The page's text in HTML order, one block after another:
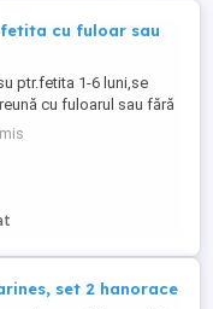
cu fuloar sau
ptr.fetita 1-6 luni,se
cu fuloarul sau fără
loc.Timisoara,pret 50
set 2 hanorace